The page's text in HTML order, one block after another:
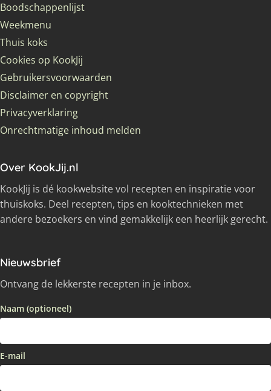
Boodschappenlijst
Weekmenu
Thuis koks
Cookies op KookJij
Gebruikersvoorwaarden
Disclaimer en copyright
Privacyverklaring
Onrechtmatige inhoud melden
Over KookJij.nl
KookJij is dé kookwebsite vol recepten en inspiratie voor
thuiskoks. Deel recepten, tips en kooktechnieken met
andere bezoekers en vind gemakkelijk een heerlijk gerecht.
Nieuwsbrief
Ontvang de lekkerste recepten in je inbox.
Naam (optioneel)
E-mail